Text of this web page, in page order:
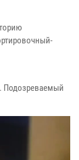
Подозреваемый